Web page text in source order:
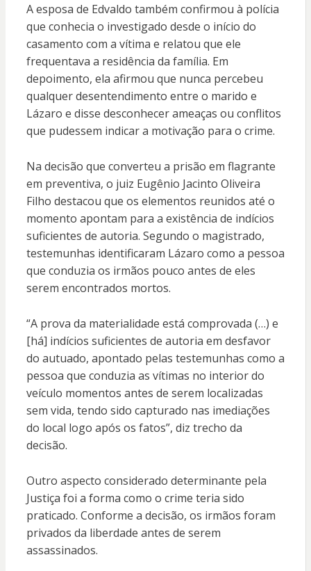
A esposa de Edvaldo também confirmou à polícia
que conhecia o investigado desde o início do
casamento com a vítima e relatou que ele
frequentava a residência da família. Em
depoimento, ela afirmou que nunca percebeu
qualquer desentendimento entre o marido e
Lázaro e disse desconhecer ameaças ou conflitos
que pudessem indicar a motivação para o crime.
Na decisão que converteu a prisão em flagrante
em preventiva, o juiz Eugênio Jacinto Oliveira
Filho destacou que os elementos reunidos até o
momento apontam para a existência de indícios
suficientes de autoria. Segundo o magistrado,
testemunhas identificaram Lázaro como a pessoa
que conduzia os irmãos pouco antes de eles
serem encontrados mortos.
“A prova da materialidade está comprovada (…) e
[há] indícios suficientes de autoria em desfavor
do autuado, apontado pelas testemunhas como a
pessoa que conduzia as vítimas no interior do
veículo momentos antes de serem localizadas
sem vida, tendo sido capturado nas imediações
do local logo após os fatos”, diz trecho da
decisão.
Outro aspecto considerado determinante pela
Justiça foi a forma como o crime teria sido
praticado. Conforme a decisão, os irmãos foram
privados da liberdade antes de serem
assassinados.